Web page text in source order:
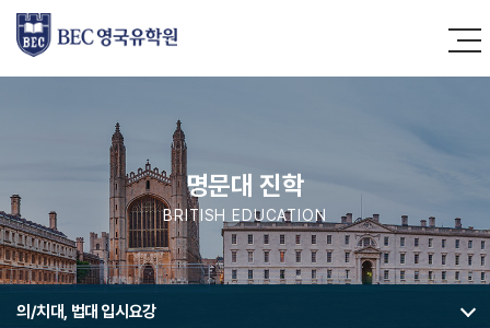
명문대 진학
BRITISH EDUCATION
의/치대, 법대 입시요강